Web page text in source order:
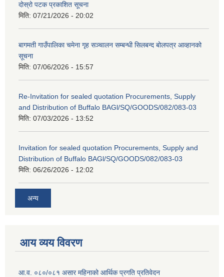
दोस्रो पटक प्रकाशित सूचना
मिति: 07/21/2026 - 20:02
बागमती गाउँपालिका चमेना गृह सञ्चालन सम्बन्धी सिलबन्द बोलपत्र आव्हानको
सूचना
मिति: 07/06/2026 - 15:57
Re-Invitation for sealed quotation Procurements, Supply
and Distribution of Buffalo BAGl/SQ/GOODS/082/083-03
मिति: 07/03/2026 - 13:52
Invitation for sealed quotation Procurements, Supply and
Distribution of Buffalo BAGl/SQ/GOODS/082/083-03
मिति: 06/26/2026 - 12:02
अन्य
आय व्यय विवरण
आ.व. ०८०/०८१ असार महिनाको आर्थिक प्रगति प्रतिवेदन